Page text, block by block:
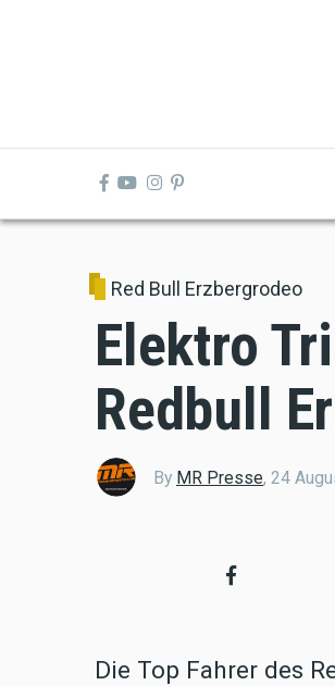
Red Bull Erzbergrodeo
Elektro
Redbull
By MR Presse, 24
Die Top Fahrer des